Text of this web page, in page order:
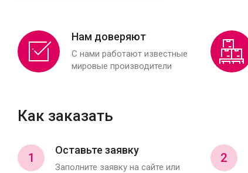
Нам доверяют
С нами работают известные
мировые производители
Как заказать
1
Оставьте заявку
Заполните заявку на сайте или
2